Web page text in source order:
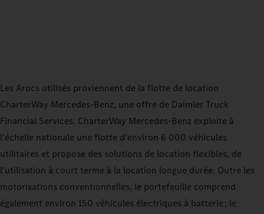
Les Arocs utilisés proviennent de la flotte de location
CharterWay Mercedes‑Benz, une offre de Daimler Truck
Financial Services. CharterWay Mercedes‑Benz exploite à
l'échelle nationale une flotte d'environ 6 000 véhicules
utilitaires et propose des solutions de location flexibles, de
l'utilisation à court terme à la location longue durée. Outre les
motorisations conventionnelles, le portefeuille comprend
également environ 150 véhicules électriques à batterie ; le